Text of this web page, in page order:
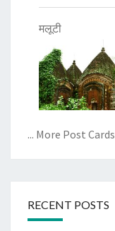
मलूटी
... More Post Cards
RECENT POSTS